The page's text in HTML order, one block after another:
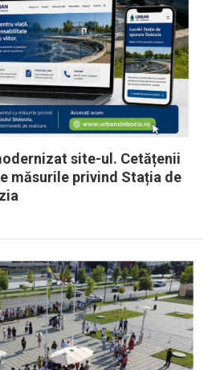
site-ul. Cetățenii
măsurile privind Stația de